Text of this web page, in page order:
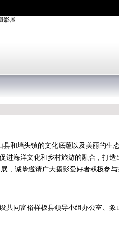
和墙头镇的文化底蕴以及美丽的生
海洋文化和乡村旅游的融合，打造
，诚挚邀请广大摄影爱好者积极参与
共同富裕样板县领导小组办公室、